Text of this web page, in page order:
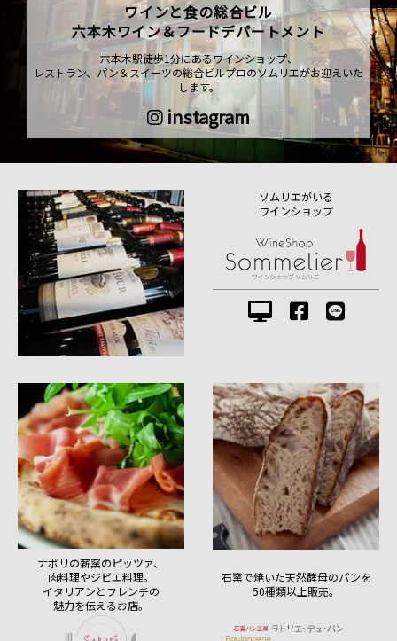
ワインと食の総合ビル
六本木ワイン＆フードデパートメント
六本木駅徒歩1分にあるワインショップ、
レストラン、パン＆スイーツの総合ビルプロのソムリエがお迎えいた
します。
instagram
ソムリエがいる
ワインショップ
ナポリの薪窯のピッツァ、
肉料理やジビエ料理。
イタリアンとフレンチの
魅力を伝えるお店。
石窯で焼いた天然酵母のパンを
50種類以上販売。